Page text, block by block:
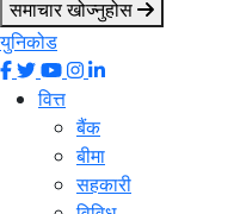
समाचार खोज्नुहोस
युनिकोड
वित्त
बैंक
बीमा
सहकारी